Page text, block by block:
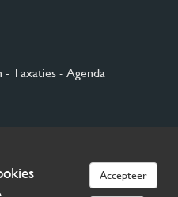
- Taxaties - Agenda
Accepteer